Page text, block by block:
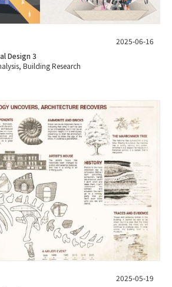
2025-06-16
Design 3
Building Research
2025-05-19